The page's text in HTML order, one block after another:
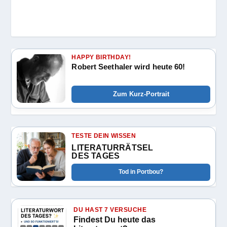
HAPPY BIRTHDAY!
Robert Seethaler wird heute 60!
Zum Kurz-Portrait
TESTE DEIN WISSEN
LITERATURRÄTSEL
DES TAGES
Tod in Portbou?
DU HAST 7 VERSUCHE
Findest Du heute das